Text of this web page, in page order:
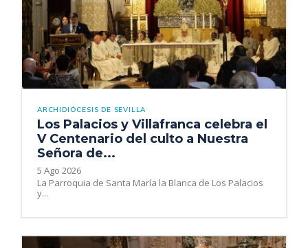
ARCHIDIÓCESIS DE SEVILLA
Los Palacios y Villafranca celebra el
V Centenario del culto a Nuestra
Señora de...
5 Ago 2026
La Parroquia de Santa María la Blanca de Los Palacios
y...